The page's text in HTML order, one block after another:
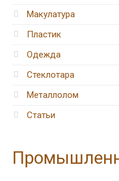
Макулатура
Пластик
Одежда
Стеклотара
Металлолом
Статьи